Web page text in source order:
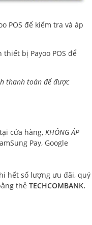
POS để kiểm tra và áp
bị Payoo POS để
thanh toán để được
cửa hàng, KHÔNG ÁP
Pay, Google
hết số lượng ưu đãi, quý
thẻ TECHCOMBANK.